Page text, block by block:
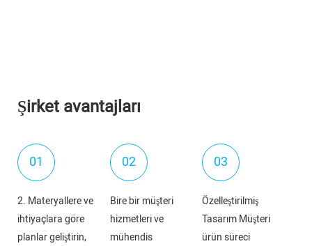
Şirket avantajları
01
2. Materyallere ve
ihtiyaçlara göre
planlar geliştirin,
02
Bire bir müşteri
hizmetleri ve
mühendis
03
Özelleştirilmiş
Tasarım Müşteri
ürün süreci